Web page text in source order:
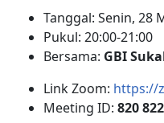
Tanggal: Senin, 28
Pukul: 20:00-21:00
Bersama: GBI
Link Zoom: https://
Meeting ID: 820